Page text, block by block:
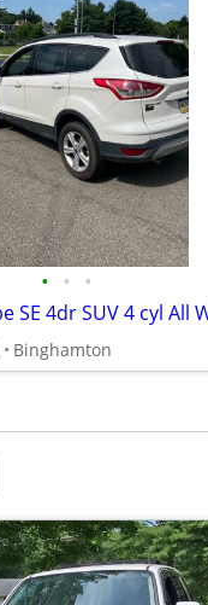
• • •
Binghamton